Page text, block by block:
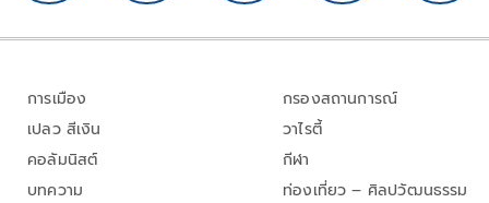
การเมือง
เปลว สีเงิน
คอลัมนิสต์
บทความ
กรองสถานการณ์
วาไรตี้
กีฬา
ท่องเที่ยว – ศิลปวัฒนธรรม